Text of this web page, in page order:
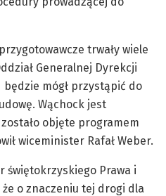
trwały wiele
Generalnej Dyrekcji
będzie mógł przystąpić do
Wąchock jest
objęte programem
wiceminister Rafał Weber.
świętokrzyskiego Prawa i
o znaczeniu tej drogi dla